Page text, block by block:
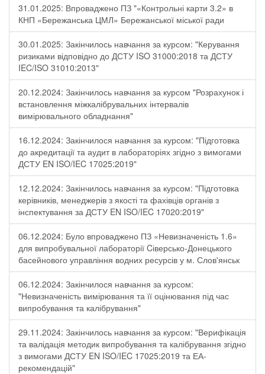
31.01.2025: Впроваджено ПЗ "«Контрольні карти 3.2» в
КНП «Бережанська ЦМЛ» Бережанської міської ради
30.01.2025: Закінчилось навчання за курсом: "Керування
ризиками відповідно до ДСТУ ISO 31000:2018 та ДСТУ
IEC/ISO 31010:2013"
20.12.2024: Закінчилось навчання за курсом "Розрахунок і
встановлення міжкалібрувальних інтервалів
вимірювального обладнання"
16.12.2024: Закінчилося навчання за курсом: "Підготовка
до акредитації та аудит в лабораторіях згідно з вимогами
ДСТУ EN ISO/IEC 17025:2019"
12.12.2024: Закінчилось навчання за курсом: "Підготовка
керівників, менеджерів з якості та фахівців органів з
інспектування за ДСТУ EN ISO/IEC 17020:2019"
06.12.2024: Було впроваджено ПЗ «Невизначеність 1.6»
для випробувальної лабораторії Cіверсько-Донецького
басейнового управління водних ресурсів у м. Слов'янськ
06.12.2024: Закінчилося навчання за курсом:
"Невизначеність вимірювання та її оцінювання під час
випробування та калібрування"
29.11.2024: Закінчилось навчання за курсом: "Верифікація
та валідація методик випробування та калібрування згідно
з вимогами ДСТУ EN ISO/IEC 17025:2019 та ЕА-
рекомендацій"